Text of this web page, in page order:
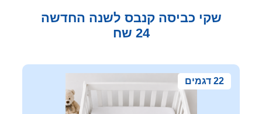
שקי כביסה קנבס לשנה החדשה
24 שח
22 דגמים